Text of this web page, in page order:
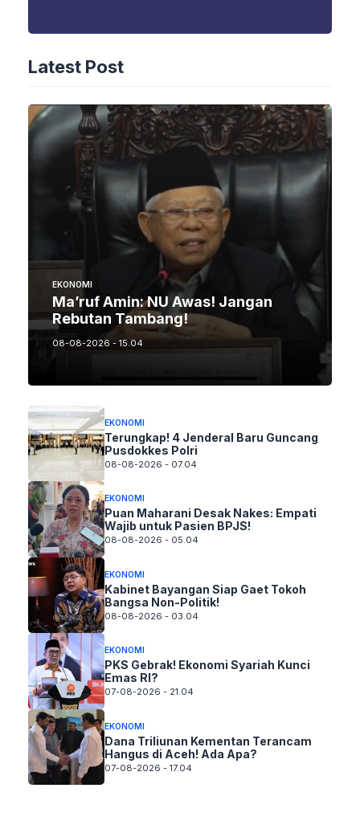
Latest Post
EKONOMI
Ma’ruf Amin: NU Awas! Jangan
Rebutan Tambang!
08-08-2026 - 15.04
EKONOMI
Terungkap! 4 Jenderal Baru Guncang
Pusdokkes Polri
08-08-2026 - 07.04
EKONOMI
Puan Maharani Desak Nakes: Empati
Wajib untuk Pasien BPJS!
08-08-2026 - 05.04
EKONOMI
Kabinet Bayangan Siap Gaet Tokoh
Bangsa Non-Politik!
08-08-2026 - 03.04
EKONOMI
PKS Gebrak! Ekonomi Syariah Kunci
Emas RI?
07-08-2026 - 21.04
EKONOMI
Dana Triliunan Kementan Terancam
Hangus di Aceh! Ada Apa?
07-08-2026 - 17.04